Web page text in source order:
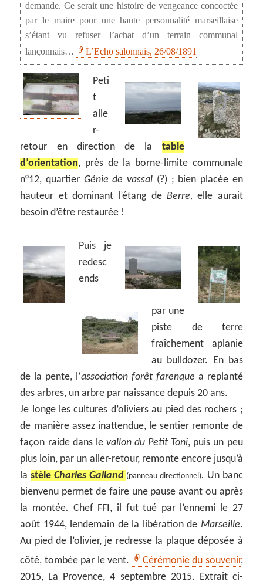
demande. Ce serait une histoire de vengeance concoctée
par le maire pour une haute personnalité marseillaise
s’étant vu refuser l’achat d’un terrain communal
lançonnais…
L’Echo salonnais, 26/08/1891
Peti
t
alle
r-
retour en direction de la table
d’orientation, près de la borne-limite communale
n°12, quartier Génie de vassal (?) ; bien placée en
hauteur et dominant l’étang de Berre,elle aurait
besoin d’être restaurée !
Puis je
redesc
ends
par une
piste de terre
fraîchement aplanie
au bulldozer. En bas
de la pente, l’association forêt farenque a replanté
des arbres, un arbre par naissance depuis 20 ans.
Je longe les cultures d’oliviers au pied des rochers ;
de manière assez inattendue, le sentier remonte de
façon raide dans le vallon du Petit Toni, puis un peu
plus loin, par un aller-retour, remonte encore jusqu’à
lastèle Charles Galland (panneau directionnel). Un banc
bienvenu permet de faire une pause avant ou après
la montée. Chef FFI, il fut tué par l’ennemi le 27
août 1944, lendemain de la libération de Marseille.
Au pied de l’olivier, je redresse la plaque déposée à
côté, tombée par le vent.
Cérémonie du souvenir,
2015, La Provence, 4 septembre 2015. Extrait ci-